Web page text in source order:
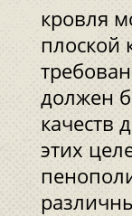
кровля
плоской
должен
качеств
этих